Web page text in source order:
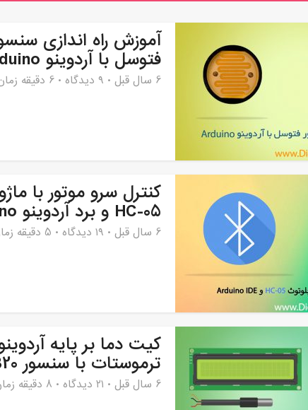
فتوسل با آردوینو Arduino
6 سال قبل ۹ دیدگاه 6 دقیقه زمان مطالعه
کنترل سرو موتور با
HC-05 و برد آردوینو Arduino
6 سال قبل ۱۹ دیدگاه 5 دقیقه زمان مطالعه
کیت دما بر پایه
ترموستات با سنسور DS18B20
6 سال قبل ۲۱ دیدگاه 8 دقیقه زمان مطالعه